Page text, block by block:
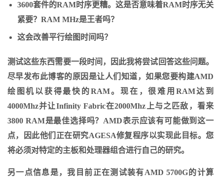
3600套件的RAM时序更糟。这是否意味着RAM时序无关
紧要？RAM MHz是王者吗？
这会改善平行绘图时间吗？
测试这些东西需要一段时间，因此我将尝试回答这些问题。
尽早发布此博客的原因是让人们知道，如果您要构建AMD
绘图机以获得最快的RAM。现在，很难用RAM达到
4000Mhz并让Infinity Fabric在2000Mhz上与之匹敌，看来
3800 RAM是最佳选择吗？AMD表示应该有可能做到这一
点，因此他们正在研究AGESA修复程序以实现此目标。您
将必须对特定的主板和处理器组合进行自己的研究。
另一点信息是，我目前正在测试装有AMD 5700G的计算